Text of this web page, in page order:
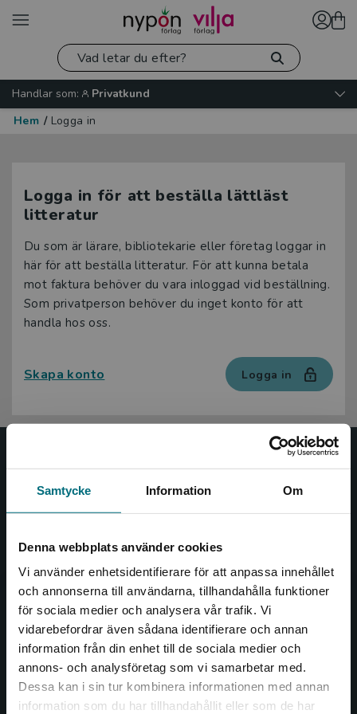
Samtycke Information Om
Denna webbplats använder cookies
Vi använder enhetsidentifierare för att anpassa innehållet
och annonserna till användarna, tillhandahålla funktioner
för sociala medier och analysera vår trafik. Vi
vidarebefordrar även sådana identifierare och annan
information från din enhet till de sociala medier och
annons- och analysföretag som vi samarbetar med.
Dessa kan i sin tur kombinera informationen med annan
information som du har tillhandahållit eller som de har
Begränsad fraktregion
Handlar som:
Privatkund
Hem / Logga in
Logga in för att beställa lättläst
litteratur
Du som är lärare, bibliotekarie eller företag loggar in
här för att beställa litteratur. För att kunna betala
mot faktura behöver du vara inloggad vid beställning.
Som privatperson behöver du inget konto för att
handla hos oss.
Skapa konto Logga in
Nypon och Vilja
såväl barn som vuxna.
Kontakta oss
Kontakta oss
046-31 20 00
Box 141